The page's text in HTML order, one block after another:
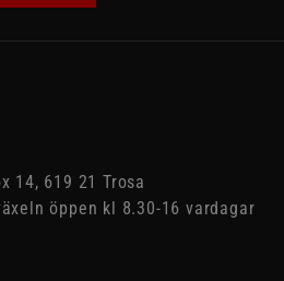
14, 619 21 Trosa
öppen kl 8.30-16 vardagar